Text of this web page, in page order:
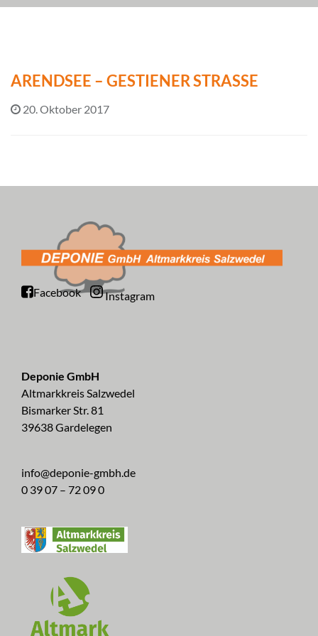
ARENDSEE – GESTIENER STRASSE
20. Oktober 2017
Facebook Instagram
Deponie GmbH
Altmarkkreis Salzwedel
Bismarker Str. 81
39638 Gardelegen
info@deponie-gmbh.de
0 39 07 – 72 09 0